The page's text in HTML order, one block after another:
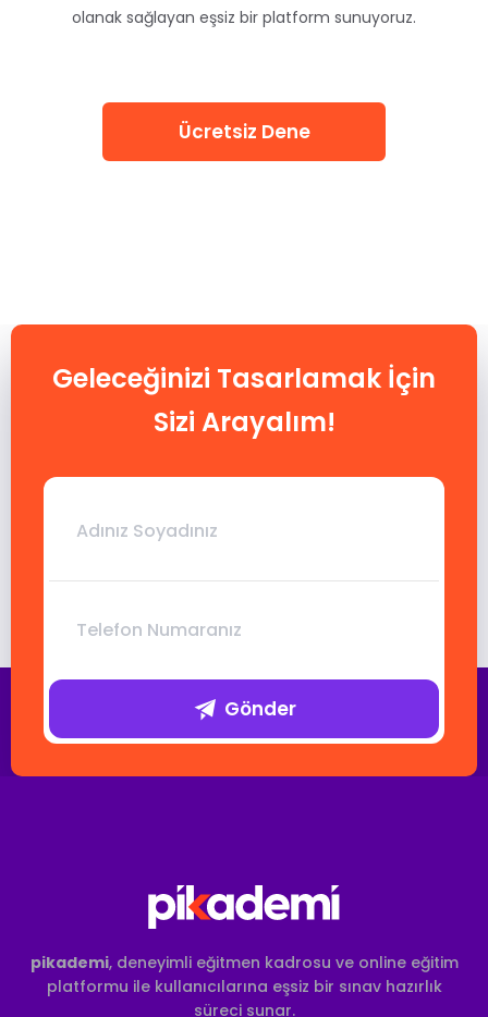
olanak sağlayan eşsiz bir platform sunuyoruz.
Ücretsiz Dene
Geleceğinizi Tasarlamak İçin
Sizi Arayalım!
Gönder
pikademi, deneyimli eğitmen kadrosu ve online eğitim
platformu ile kullanıcılarına eşsiz bir sınav hazırlık
süreci sunar.